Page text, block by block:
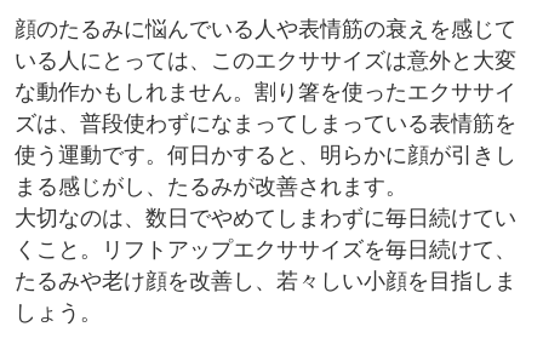
顔のたるみに悩んでいる人や表情筋の衰えを感じて
いる人にとっては、このエクササイズは意外と大変
な動作かもしれません。割り箸を使ったエクササイ
ズは、普段使わずになまってしまっている表情筋を
使う運動です。何日かすると、明らかに顔が引きし
まる感じがし、たるみが改善されます。
大切なのは、数日でやめてしまわずに毎日続けてい
くこと。リフトアップエクササイズを毎日続けて、
たるみや老け顔を改善し、若々しい小顔を目指しま
しょう。